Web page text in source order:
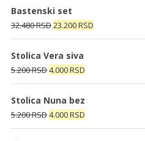
je
bila:
32.480 RSD.
23.200 RSD.
Bastenski set
32.480RSDOriginalna
cena
je
bila:
32.480 RSD.
23.200RSDTrenutna
cena
Stolica Vera siva
5.200RSDOriginalna
cena
je
bila:
5.200 RSD.
4.000RSDTrenutna
cena
je:
4.000 RSD.
Stolica Nuna bez
5.200RSDOriginalna
cena
4.000RSDTrenutna
cena